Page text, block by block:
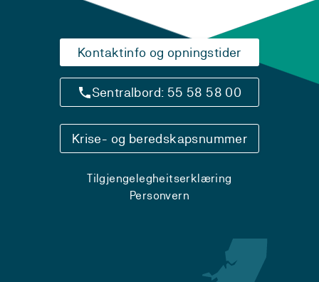
Kontaktinfo og opningstider
Sentralbord: 55 58 58 00
Krise- og beredskapsnummer
Tilgjengelegheitserklæring
Personvern